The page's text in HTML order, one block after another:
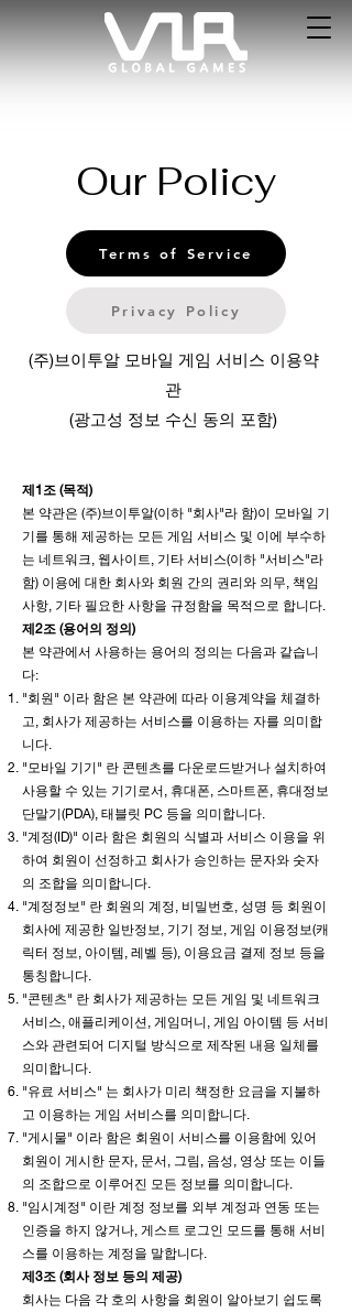
Our Policy
Terms of Service
Privacy Policy
(주)브이투알 모바일 게임 서비스 이용약
관
(광고성 정보 수신 동의 포함)
제1조 (목적)
본 약관은 (주)브이투알(이하 "회사"라 함)이 모바일 기
기를 통해 제공하는 모든 게임 서비스 및 이에 부수하
는 네트워크, 웹사이트, 기타 서비스(이하 "서비스"라
함) 이용에 대한 회사와 회원 간의 권리와 의무, 책임
사항, 기타 필요한 사항을 규정함을 목적으로 합니다.
제2조 (용어의 정의)
본 약관에서 사용하는 용어의 정의는 다음과 같습니
다:
"회원" 이라 함은 본 약관에 따라 이용계약을 체결하
고, 회사가 제공하는 서비스를 이용하는 자를 의미합
니다.
"모바일 기기" 란 콘텐츠를 다운로드받거나 설치하여
사용할 수 있는 기기로서, 휴대폰, 스마트폰, 휴대정보
단말기(PDA), 태블릿 PC 등을 의미합니다.
"계정(ID)" 이라 함은 회원의 식별과 서비스 이용을 위
하여 회원이 선정하고 회사가 승인하는 문자와 숫자
의 조합을 의미합니다.
"계정정보" 란 회원의 계정, 비밀번호, 성명 등 회원이
회사에 제공한 일반정보, 기기 정보, 게임 이용정보(캐
릭터 정보, 아이템, 레벨 등), 이용요금 결제 정보 등을
통칭합니다.
"콘텐츠" 란 회사가 제공하는 모든 게임 및 네트워크
서비스, 애플리케이션, 게임머니, 게임 아이템 등 서비
스와 관련되어 디지털 방식으로 제작된 내용 일체를
의미합니다.
"유료 서비스" 는 회사가 미리 책정한 요금을 지불하
고 이용하는 게임 서비스를 의미합니다.
"게시물" 이라 함은 회원이 서비스를 이용함에 있어
회원이 게시한 문자, 문서, 그림, 음성, 영상 또는 이들
의 조합으로 이루어진 모든 정보를 의미합니다.
"임시계정" 이란 계정 정보를 외부 계정과 연동 또는
인증을 하지 않거나, 게스트 로그인 모드를 통해 서비
스를 이용하는 계정을 말합니다.
제3조 (회사 정보 등의 제공)
회사는 다음 각 호의 사항을 회원이 알아보기 쉽도록